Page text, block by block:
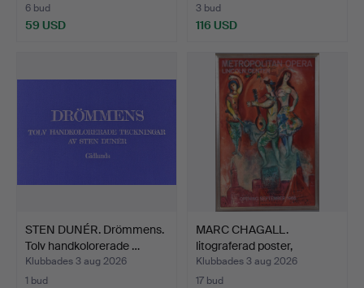
6 bud
59 USD
3 bud
116 USD
STEN DUNÉR. Drömmens.
Tolv handkolorerade …
Klubbades 3 aug 2026
1 bud
MARC CHAGALL.
litograferad poster,
Carmen.
Klubbades 3 aug 2026
17 bud